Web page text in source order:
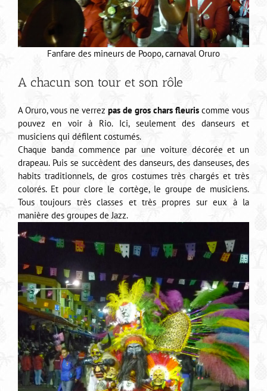
Fanfare des mineurs de Poopo, carnaval Oruro
A chacun son tour et son rôle
A Oruro, vous ne verrez pas de gros chars fleuris comme vous
pouvez en voir à Rio. Ici, seulement des danseurs et
musiciens qui défilent costumés.
Chaque banda commence par une voiture décorée et un
drapeau. Puis se succèdent des danseurs, des danseuses, des
habits traditionnels, de gros costumes très chargés et très
colorés. Et pour clore le cortège, le groupe de musiciens.
Tous toujours très classes et très propres sur eux à la
manière des groupes de Jazz.